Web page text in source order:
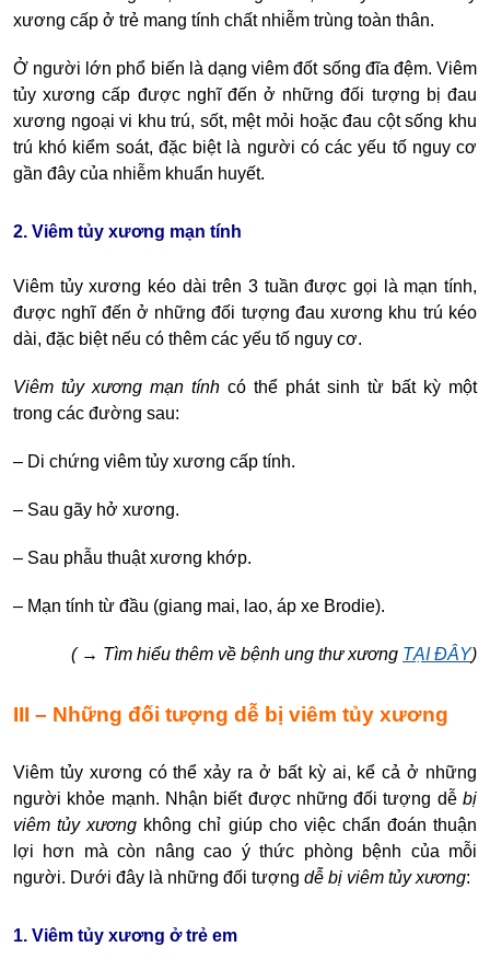
xương cấp ở trẻ mang tính chất nhiễm trùng toàn thân.
Ở người lớn phổ biến là dạng viêm đốt sống đĩa đệm. Viêm
tủy xương cấp được nghĩ đến ở những đối tượng bị đau
xương ngoại vi khu trú, sốt, mệt mỏi hoặc đau cột sống khu
trú khó kiểm soát, đặc biệt là người có các yếu tố nguy cơ
gần đây của nhiễm khuẩn huyết.
2. Viêm tủy xương mạn tính
Viêm tủy xương kéo dài trên 3 tuần được gọi là mạn tính,
được nghĩ đến ở những đối tượng đau xương khu trú kéo
dài, đặc biệt nếu có thêm các yếu tố nguy cơ.
Viêm tủy xương mạn tính có thể phát sinh từ bất kỳ một
trong các đường sau:
– Di chứng viêm tủy xương cấp tính.
– Sau gãy hở xương.
– Sau phẫu thuật xương khớp.
– Mạn tính từ đầu (giang mai, lao, áp xe Brodie).
( → Tìm hiểu thêm về bệnh ung thư xương TẠI ĐÂY)
III – Những đối tượng dễ bị viêm tủy xương
Viêm tủy xương có thể xảy ra ở bất kỳ ai, kể cả ở những
người khỏe mạnh. Nhận biết được những đối tượng dễ bị
viêm tủy xương không chỉ giúp cho việc chẩn đoán thuận
lợi hơn mà còn nâng cao ý thức phòng bệnh của mỗi
người. Dưới đây là những đối tượng dễ bị viêm tủy xương:
1. Viêm tủy xương ở trẻ em